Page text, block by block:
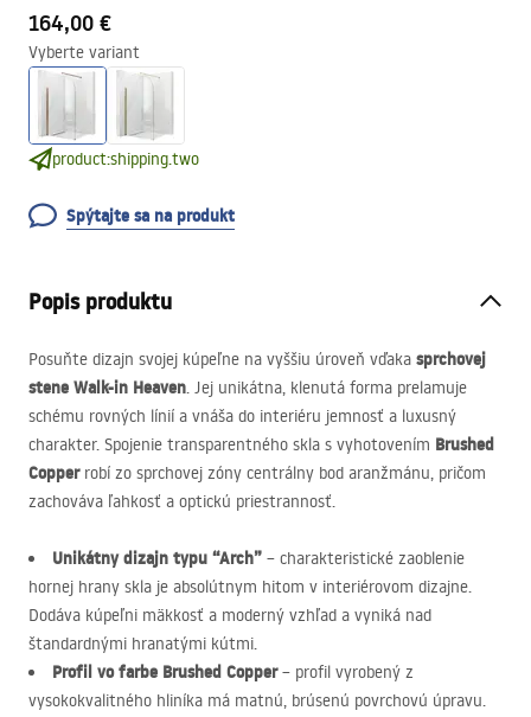
164,00 €
Vyberte variant
product:shipping.two
Spýtajte sa na produkt
Popis produktu
Posuňte dizajn svojej kúpeľne na vyššiu úroveň vďaka sprchovej
stene Walk-in Heaven. Jej unikátna, klenutá forma prelamuje
schému rovných línií a vnáša do interiéru jemnosť a luxusný
charakter. Spojenie transparentného skla s vyhotovením Brushed
Copperrobí zo sprchovej zóny centrálny bod aranžmánu, pričom
zachováva ľahkosť a optickú priestrannosť.
Unikátny dizajn typu “Arch” – charakteristické zaoblenie
hornej hrany skla je absolútnym hitom v interiérovom dizajne.
Dodáva kúpeľni mäkkosť a moderný vzhľad a vyniká nad
štandardnými hranatými kútmi.
Profil vo farbe Brushed Copper– profil vyrobený z
vysokokvalitného hliníka má matnú, brúsenú povrchovú úpravu.